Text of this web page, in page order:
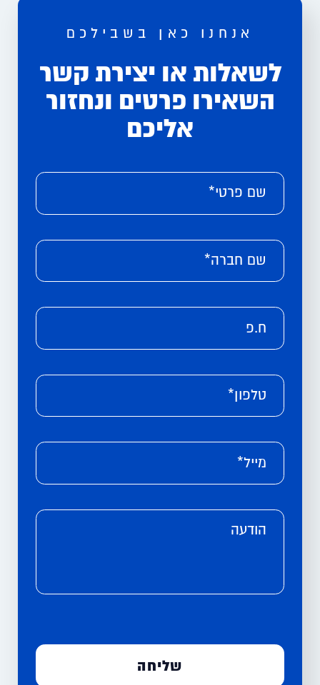
אנחנו כאן בשבילכם
לשאלות או יצירת קשר
השאירו פרטים ונחזור
אליכם
Please leave this field empty.
שם פרטי*
שם חברה*
ח.פ
טלפון*
מייל*
הודעה
Alternative: